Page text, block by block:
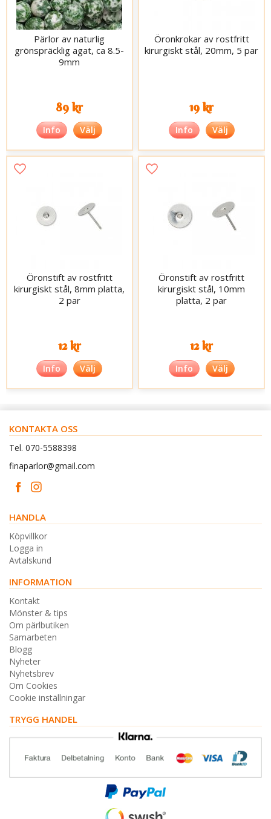
Pärlor av naturlig
grönspräcklig agat, ca 8.5-
9mm
89 kr
Info Välj
Öronkrokar av rostfritt
kirurgiskt stål, 20mm, 5 par
19 kr
Info Välj
Öronstift av rostfritt
kirurgiskt stål, 8mm platta,
2 par
12 kr
Info Välj
Öronstift av rostfritt
kirurgiskt stål, 10mm
platta, 2 par
12 kr
Info Välj
KONTAKTA OSS
Tel. 070-5588398
finaparlor@gmail.com
HANDLA
Köpvillkor
Logga in
Avtalskund
INFORMATION
Kontakt
Mönster & tips
Om pärlbutiken
Samarbeten
Blogg
Nyheter
Nyhetsbrev
Om Cookies
Cookie inställningar
TRYGG HANDEL